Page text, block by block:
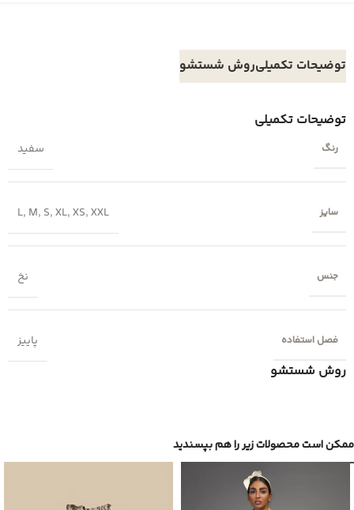
توضیحات تکمیلیروش شستشو
توضیحات تکمیلی
رنگ سفید
سایز L, M, S,XL,XS,XXL
جنس نخ
فصل استفاده پاییز
روش شستشو
ممکن است محصولات زیر را هم بپسندید